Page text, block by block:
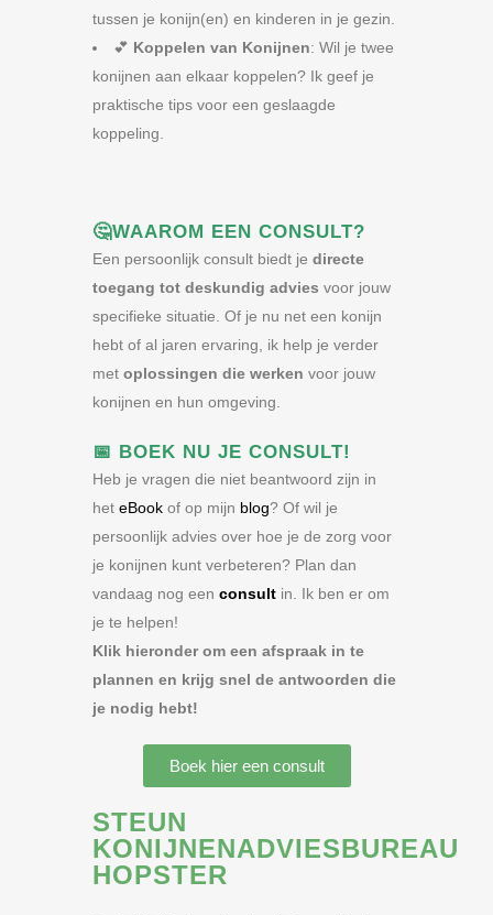
tussen je konijn(en) en kinderen in je gezin.
💕 Koppelen van Konijnen: Wil je twee
konijnen aan elkaar koppelen? Ik geef je
praktische tips voor een geslaagde
koppeling.
🤔WAAROM EEN CONSULT?
Een persoonlijk consult biedt je directe
toegang tot deskundig advies voor jouw
specifieke situatie. Of je nu net een konijn
hebt of al jaren ervaring, ik help je verder
met oplossingen die werken voor jouw
konijnen en hun omgeving.
📅 BOEK NU JE CONSULT!
Heb je vragen die niet beantwoord zijn in
het eBook of op mijn blog? Of wil je
persoonlijk advies over hoe je de zorg voor
je konijnen kunt verbeteren? Plan dan
vandaag nog een consult in. Ik ben er om
je te helpen!
Klik hieronder om een afspraak in te
plannen en krijg snel de antwoorden die
je nodig hebt!
Boek hier een consult
STEUN
KONIJNENADVIESBUREAU
HOPSTER